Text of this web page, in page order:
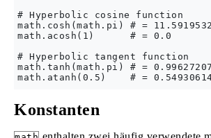
# Hyperbolic cosine function
math.cosh(math.pi) # =
math.acosh(1)      # = 0.0
# Hyperbolic tangent function
math.tanh(math.pi) # =
Konstanten